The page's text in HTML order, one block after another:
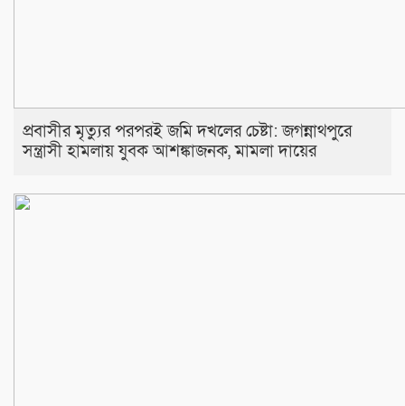
প্রবাসীর মৃত্যুর পরপরই জমি দখলের চেষ্টা: জগন্নাথপুরে
সন্ত্রাসী হামলায় যুবক আশঙ্কাজনক, মামলা দায়ের